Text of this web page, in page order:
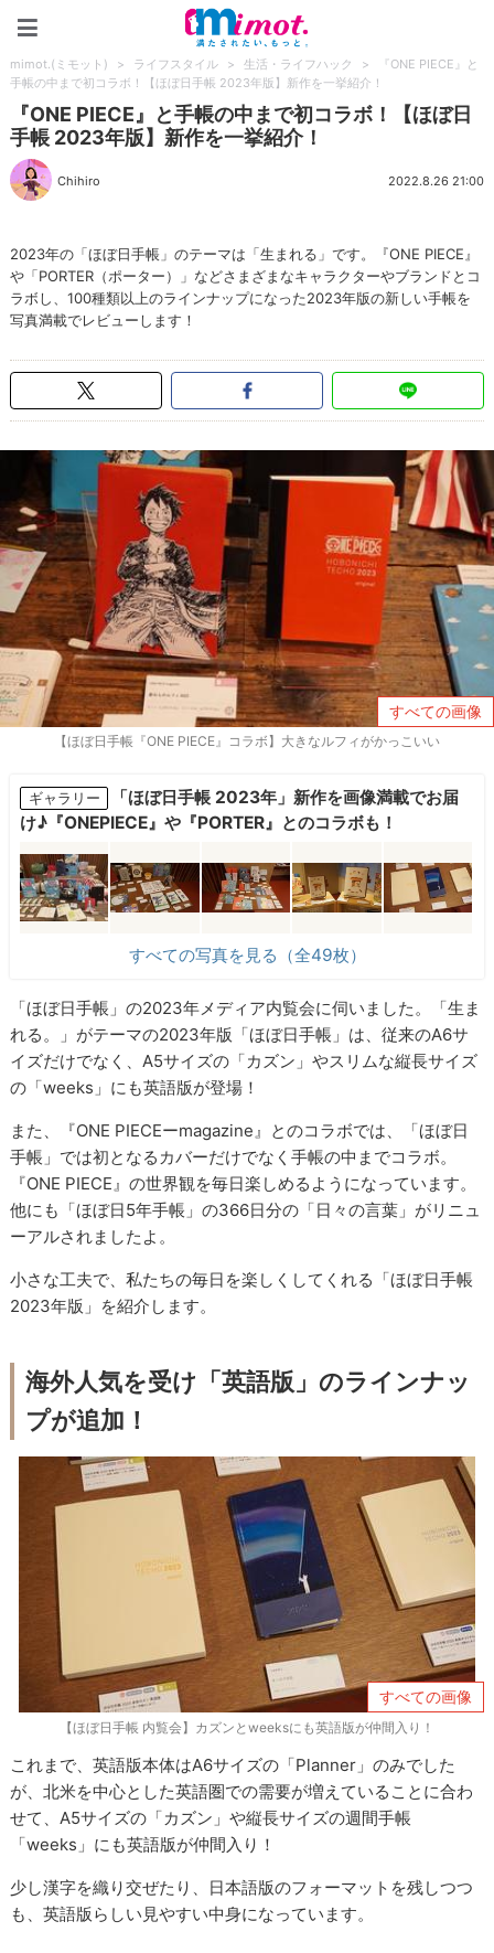
mimot.(ミモット) > ライフスタイル > 生活・ライフハック >
『ONE PIECE』と
手帳の中まで初コラボ！【ほぼ日手帳 2023年版】新作を一挙紹介！
『ONE PIECE』と手帳の中まで初コラボ！【ほぼ日
手帳 2023年版】新作を一挙紹介！
Chihiro 2022.8.26 21:00
2023年の「ほぼ日手帳」のテーマは「生まれる」です。『ONE PIECE』
や「PORTER（ポーター）」などさまざまなキャラクターやブランドとコ
ラボし、100種類以上のラインナップになった2023年版の新しい手帳を
写真満載でレビューします！
すべての画像
【ほぼ日手帳『ONE PIECE』コラボ】大きなルフィがかっこいい
ギャラリー
「ほぼ日手帳 2023年」新作を画像満載でお届
け♪『ONEPIECE』や『PORTER』とのコラボも！
すべての写真を見る（全49枚）
「ほぼ日手帳」の2023年メディア内覧会に伺いました。「生ま
れる。」がテーマの2023年版「ほぼ日手帳」は、従来のA6サ
イズだけでなく、A5サイズの「カズン」やスリムな縦長サイズ
の「weeks」にも英語版が登場！
また、『ONE PIECEーmagazine』とのコラボでは、「ほぼ日
手帳」では初となるカバーだけでなく手帳の中までコラボ。
『ONE PIECE』の世界観を毎日楽しめるようになっています。
他にも「ほぼ日5年手帳」の366日分の「日々の言葉」がリニュ
ーアルされましたよ。
小さな工夫で、私たちの毎日を楽しくしてくれる「ほぼ日手帳
2023年版」を紹介します。
海外人気を受け「英語版」のラインナッ
プが追加！
すべての画像
【ほぼ日手帳 内覧会】カズンとweeksにも英語版が仲間入り！
これまで、英語版本体はA6サイズの「Planner」のみでした
が、北米を中心とした英語圏での需要が増えていることに合わ
せて、A5サイズの「カズン」や縦長サイズの週間手帳
「weeks」にも英語版が仲間入り！
少し漢字を織り交ぜたり、日本語版のフォーマットを残しつつ
も、英語版らしい見やすい中身になっています。